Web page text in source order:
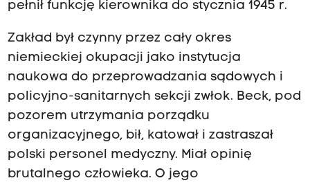
pełnił funkcję kierownika do stycznia 1945 r.
Zakład był czynny przez cały okres
niemieckiej okupacji jako instytucja
naukowa do przeprowadzania sądowych i
policyjno-sanitarnych sekcji zwłok. Beck, pod
pozorem utrzymania porządku
organizacyjnego, bił, katował i zastraszał
polski personel medyczny. Miał opinię
brutalnego człowieka. O jego